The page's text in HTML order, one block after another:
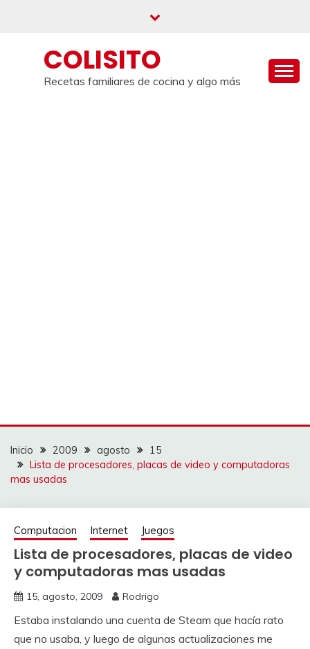
COLISITO
Recetas familiares de cocina y algo más
Inicio 2009 agosto
15
Lista de procesadores, placas de video y computadoras
mas usadas
Computacion Internet Juegos
Lista de procesadores, placas de video
y computadoras mas usadas
15, agosto, 2009 Rodrigo
Estaba instalando una cuenta de Steam que hacía rato
que no usaba, y luego de algunas actualizaciones me